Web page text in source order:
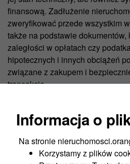
finansową. Zadłużenie
zweryfikować przede wszystkim
także na podstawie
zaległości w opłatach czy
hipotecznych i innych obciążeń
związane z zakupem i
transakcję.
1 2 3 4
Informacja o
Na stronie
Korzystamy z plików